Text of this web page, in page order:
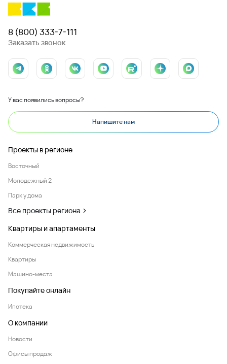
8 (800) 333-7-111
Заказать звонок
У вас появились вопросы?
Напишите нам
Проекты в регионе
Восточный
Молодежный 2
Парк у дома
Все проекты региона
Квартиры и апартаменты
Коммерческая недвижимость
Квартиры
Машино-места
Покупайте онлайн
Ипотека
О компании
Новости
Офисы продаж